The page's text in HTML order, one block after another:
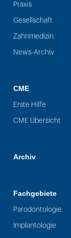
Praxis
Gesellschaft
Zahnmedizin
News-Archiv
CME
Erste Hilfe
CME Übersicht
Archiv
Fachgebiete
Parodontologie
Implantologie